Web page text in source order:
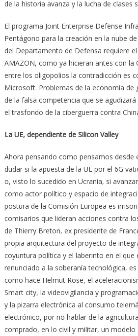
de la historia avanza y la lucha de clases
El programa Joint Enterprise Defense
Pentágono para la creación en la nube
del Departamento de Defensa requiere
AMAZON, como ya hicieran antes con la
entre los oligopolios la contradicción es
Microsoft. Problemas de la economía de
de la falsa competencia que se
el trasfondo de la ciberguerra contra
La UE, dependiente de Silicon Valley
Ahora pensando como pensamos desde
dudar si la apuesta de la UE por el 6G
o, visto lo sucedido en Ucrania, si
como actor político y espacio de
postura de la Comisión Europea es
comisarios que lideran acciones contra
de Thierry Breton, ex presidente de
propia arquitectura del proyecto de
coyuntura política y el laberinto en el que
renunciado a la soberanía tecnológica,
como hace Helmut Rose, el
Smart city, la videovigilancia y
y la pizarra electrónica al consumo
electrónico, por no hablar de la
comprado, en lo civil y militar, un